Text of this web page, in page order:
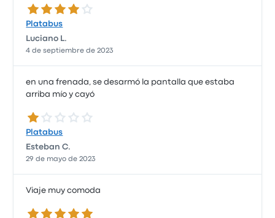
4.0 de 5 estrellas
Platabus
Luciano L.
4 de septiembre de 2023
en una frenada, se desarmó la pantalla que estaba
arriba mío y cayó
1.0 de 5 estrellas
Platabus
Esteban C.
29 de mayo de 2023
Viaje muy comoda
5.0 de 5 estrellas